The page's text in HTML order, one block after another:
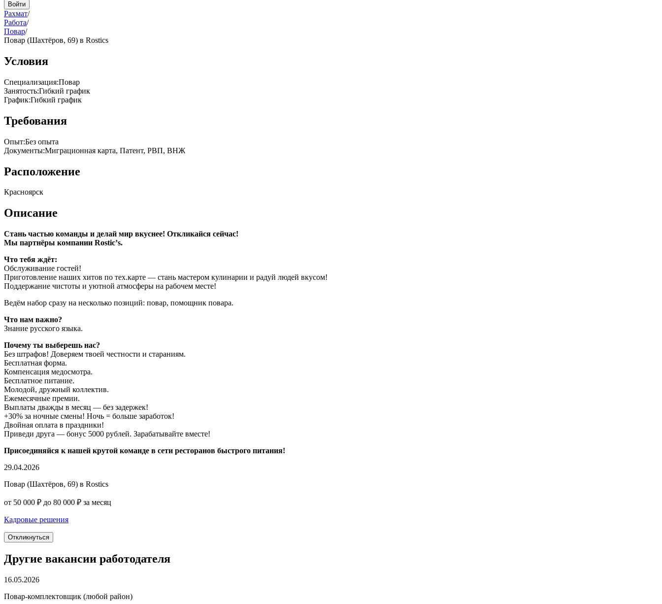
Войти
Рахмат/
Работа/
Повар/
Повар (Шахтёров, 69) в Rostics
Условия
Специализация:Повар
Занятость:Гибкий график
График:Гибкий график
Требования
Опыт:Без опыта
Документы:Миграционная карта, Патент, РВП, ВНЖ
Расположение
Красноярск
Описание
Стань частью команды и делай мир вкуснее! Откликайся сейчас!
Мы партнёры компании Rostiс’s.
Что тебя ждёт:
Обслуживание гостей!
Приготовление наших хитов по тех.карте — стань мастером кулинарии и радуй людей вкусом!
Поддержание чистоты и уютной атмосферы на рабочем месте!
Ведём набор сразу на несколько позиций: повар, помощник повара.
Что нам важно?
Знание русского языка.
Почему ты выберешь нас?
Без штрафов! Доверяем твоей честности и стараниям.
Бесплатная форма.
Компенсация медосмотра.
Бесплатное питание.
Молодой, дружный коллектив.
Ежемесячные премии.
Выплаты дважды в месяц — без задержек!
+30% за ночные смены! Ночь = больше заработок!
Двойная оплата в праздники!
Приведи друга — бонус 5000 рублей. Зарабатывайте вместе!
Присоединяйся к нашей крутой команде в сети ресторанов быстрого питания!
29.04.2026
Повар (Шахтёров, 69) в Rostics
от 50 000 ₽ до 80 000 ₽ за месяц
Кадровые решения
Откликнуться
Другие вакансии работодателя
16.05.2026
Повар-комплектовщик (любой район)